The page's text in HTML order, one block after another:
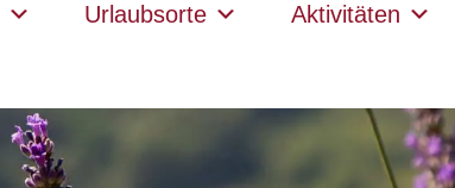
Urlaubsorte Aktivitäten